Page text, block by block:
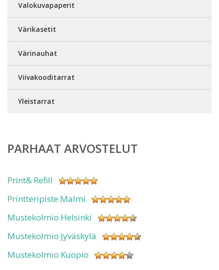
Valokuvapaperit
Värikasetit
Värinauhat
Viivakooditarrat
Yleistarrat
PARHAAT ARVOSTELUT
Print& Refill
Printteripiste Malmi
Mustekolmio Helsinki
Mustekolmio Jyväskylä
Mustekolmio Kuopio